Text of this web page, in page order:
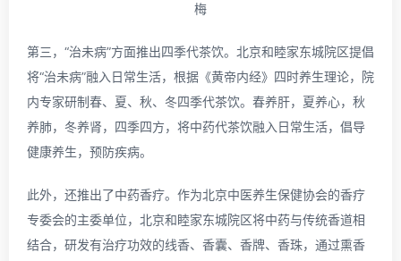
梅
第三，“治未病”方面推出四季代茶饮。北京和睦家东城院区提倡
将“治未病”融入日常生活，根据《黄帝内经》四时养生理论，院
内专家研制春、夏、秋、冬四季代茶饮。春养肝，夏养心，秋
养肺，冬养肾，四季四方，将中药代茶饮融入日常生活，倡导
健康养生，预防疾病。
此外，还推出了中药香疗。作为北京中医养生保健协会的香疗
专委会的主委单位，北京和睦家东城院区将中药与传统香道相
结合，研发有治疗功效的线香、香囊、香牌、香珠，通过熏香